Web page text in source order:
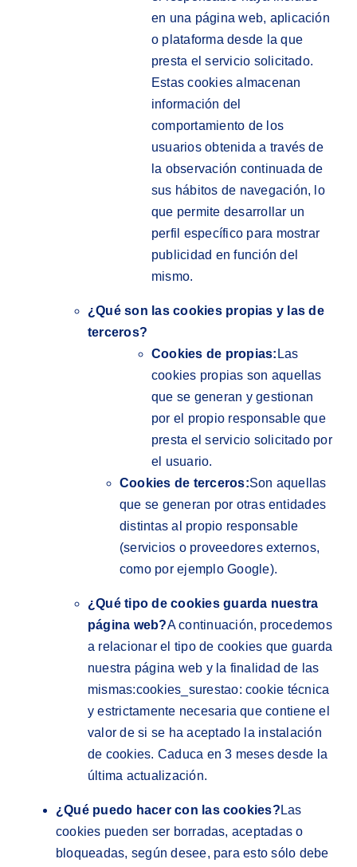
en una página web, aplicación
o plataforma desde la que
presta el servicio solicitado.
Estas cookies almacenan
información del
comportamiento de los
usuarios obtenida a través de
la observación continuada de
sus hábitos de navegación, lo
que permite desarrollar un
perfil específico para mostrar
publicidad en función del
mismo.
¿Qué son las cookies propias y las de
terceros?
Cookies de propias: Las
cookies propias son aquellas
que se generan y gestionan
por el propio responsable que
presta el servicio solicitado por
el usuario.
Cookies de terceros:Son aquellas
que se generan por otras entidades
distintas al propio responsable
(servicios o proveedores externos,
como por ejemplo Google).
¿Qué tipo de cookies guarda nuestra
página web?A continuación, procedemos
a relacionar el tipo de cookies que guarda
nuestra página web y la finalidad de las
mismas:cookies_surestao: cookie técnica
y estrictamente necesaria que contiene el
valor de si se ha aceptado la instalación
de cookies. Caduca en 3 meses desde la
última actualización.
¿Qué puedo hacer con las cookies?Las
cookies pueden ser borradas, aceptadas o
bloqueadas, según desee, para esto sólo debe